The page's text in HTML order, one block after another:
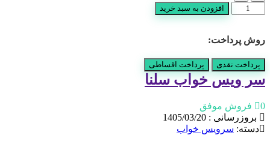
ویس
سلنا
افزودن به سبد خرید
روش پرداخت:
پرداخت نقدی پرداخت اقساطی
سر ویس خواب سلنا
0 فروش موفق
بروزرسانی : 1405/03/20
دسته: سرویس خواب